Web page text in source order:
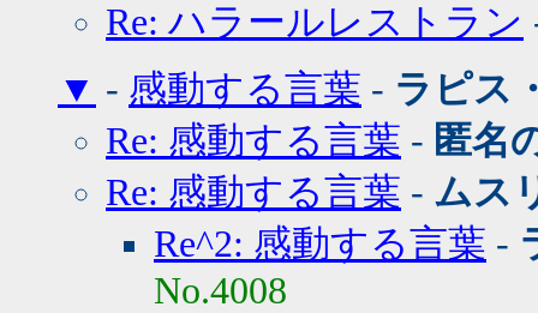
Re: ハラールレストラン
▼ - 感動する言葉 - ラピス
Re: 感動する言葉 - 匿名
Re: 感動する言葉 - ムス
Re^2: 感動する言葉 -
No.4008